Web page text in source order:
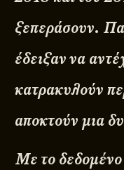
ξεπεράσουν.
έδειξαν να
κατρακυλούν
αποκτούν μια
Με το δεδομένο